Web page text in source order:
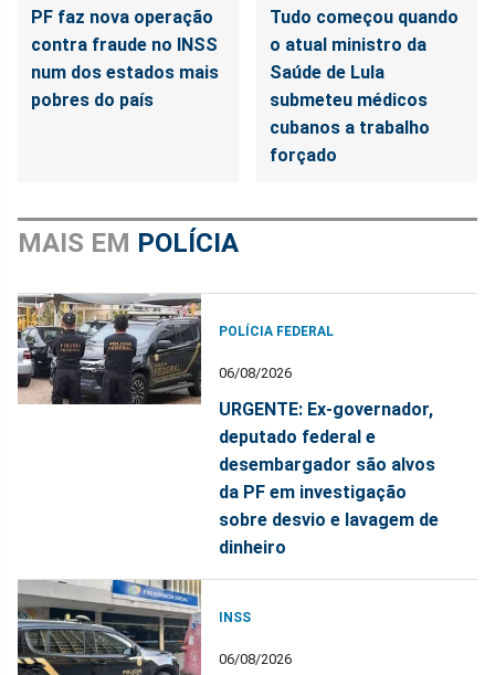
PF faz nova operação
contra fraude no INSS
num dos estados mais
pobres do país
Tudo começou quando
o atual ministro da
Saúde de Lula
submeteu médicos
cubanos a trabalho
forçado
MAIS EM POLÍCIA
POLÍCIA FEDERAL
06/08/2026
URGENTE: Ex-governador,
deputado federal e
desembargador são alvos
da PF em investigação
sobre desvio e lavagem de
dinheiro
INSS
06/08/2026